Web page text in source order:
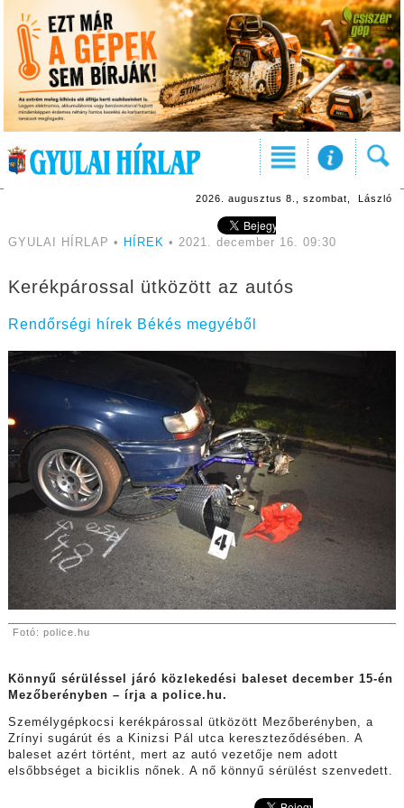
2026. augusztus 8., szombat, László
GYULAI HÍRLAP • HÍREK • 2021. december 16. 09:30
Kerékpárossal ütközött az autós
Rendőrségi hírek Békés megyéből
Fotó: police.hu
Könnyű sérüléssel járó közlekedési baleset december 15-én
Mezőberényben – írja a police.hu.
Személygépkocsi kerékpárossal ütközött Mezőberényben, a
Zrínyi sugárút és a Kinizsi Pál utca kereszteződésében. A
baleset azért történt, mert az autó vezetője nem adott
elsőbbséget a biciklis nőnek. A nő könnyű sérülést szenvedett.